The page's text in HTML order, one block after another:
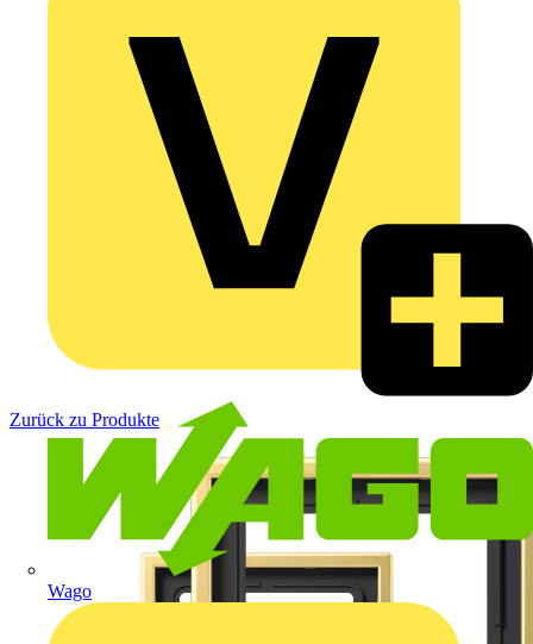
Wago
Zurück zu Produkte